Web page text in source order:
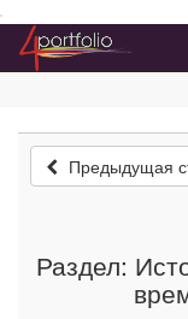
Преейти на главное
Предыдущая
Раздел: